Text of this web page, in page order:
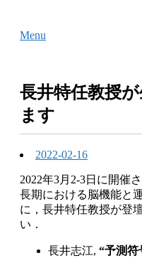
content
Menu
長井特任教授
ます
2022-02-16
2022年3月2-3日に開催
長期における脳機能と
に，長井特任教授が登
い．
長井志江, “予測符